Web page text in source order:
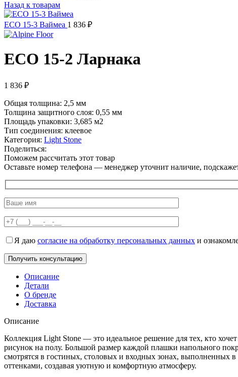
Назад к товарам
ECO 15-3 Ваймеа 1 836 ₽
ECO 15-2 Ларнака
1 836 ₽
Общая толщина: 2,5 мм
Толщина защитного слоя: 0,55 мм
Площадь упаковки: 3,685 м2
Тип соединения: клеевое
Категория: Light Stone
Поделиться:
Поможем рассчитать этот товар
Оставьте номер телефона — менеджер уточнит наличие,
Я даю согласие на обработку персональных данных и
Описание
Детали
О бренде
Доставка
Описание
Коллекция Light Stone — это идеальное решение для тех, кто
рисунок на полу. Большой размер каждой плашки напольного
смотрятся в гостиных, столовых и входных зонах, выполненных
оттенками, создавая уютную и комфортную атмосферу.